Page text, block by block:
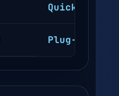
Quick-lock
Plug-in